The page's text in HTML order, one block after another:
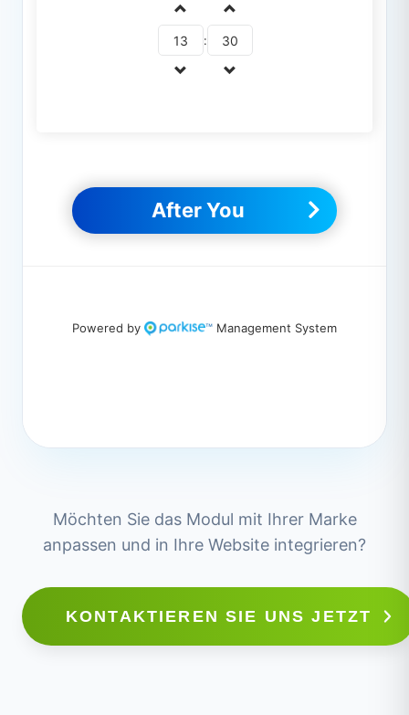
Möchten Sie das Modul mit Ihrer Marke
anpassen und in Ihre Website integrieren?
KONTAKTIEREN SIE UNS JETZT